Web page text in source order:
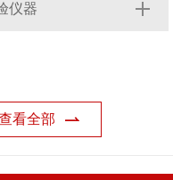
仪器
看全部